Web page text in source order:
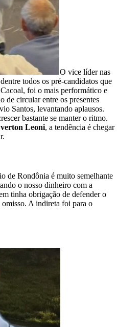
O vice líder nas
dentre todos os pré-candidatos que
foi o mais performático e
de circular entre os presentes
Santos, levantando aplausos.
bastante se manter o ritmo.
Leoni, a tendência é chegar
de Rondônia é muito semelhante
o nosso dinheiro com a
tinha obrigação de defender o
A indireta foi para o